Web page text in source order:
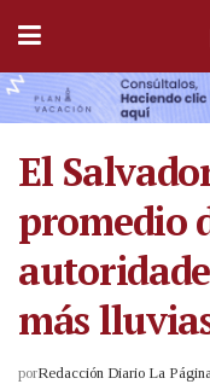
El
promedio
más
porRedacción Diario La